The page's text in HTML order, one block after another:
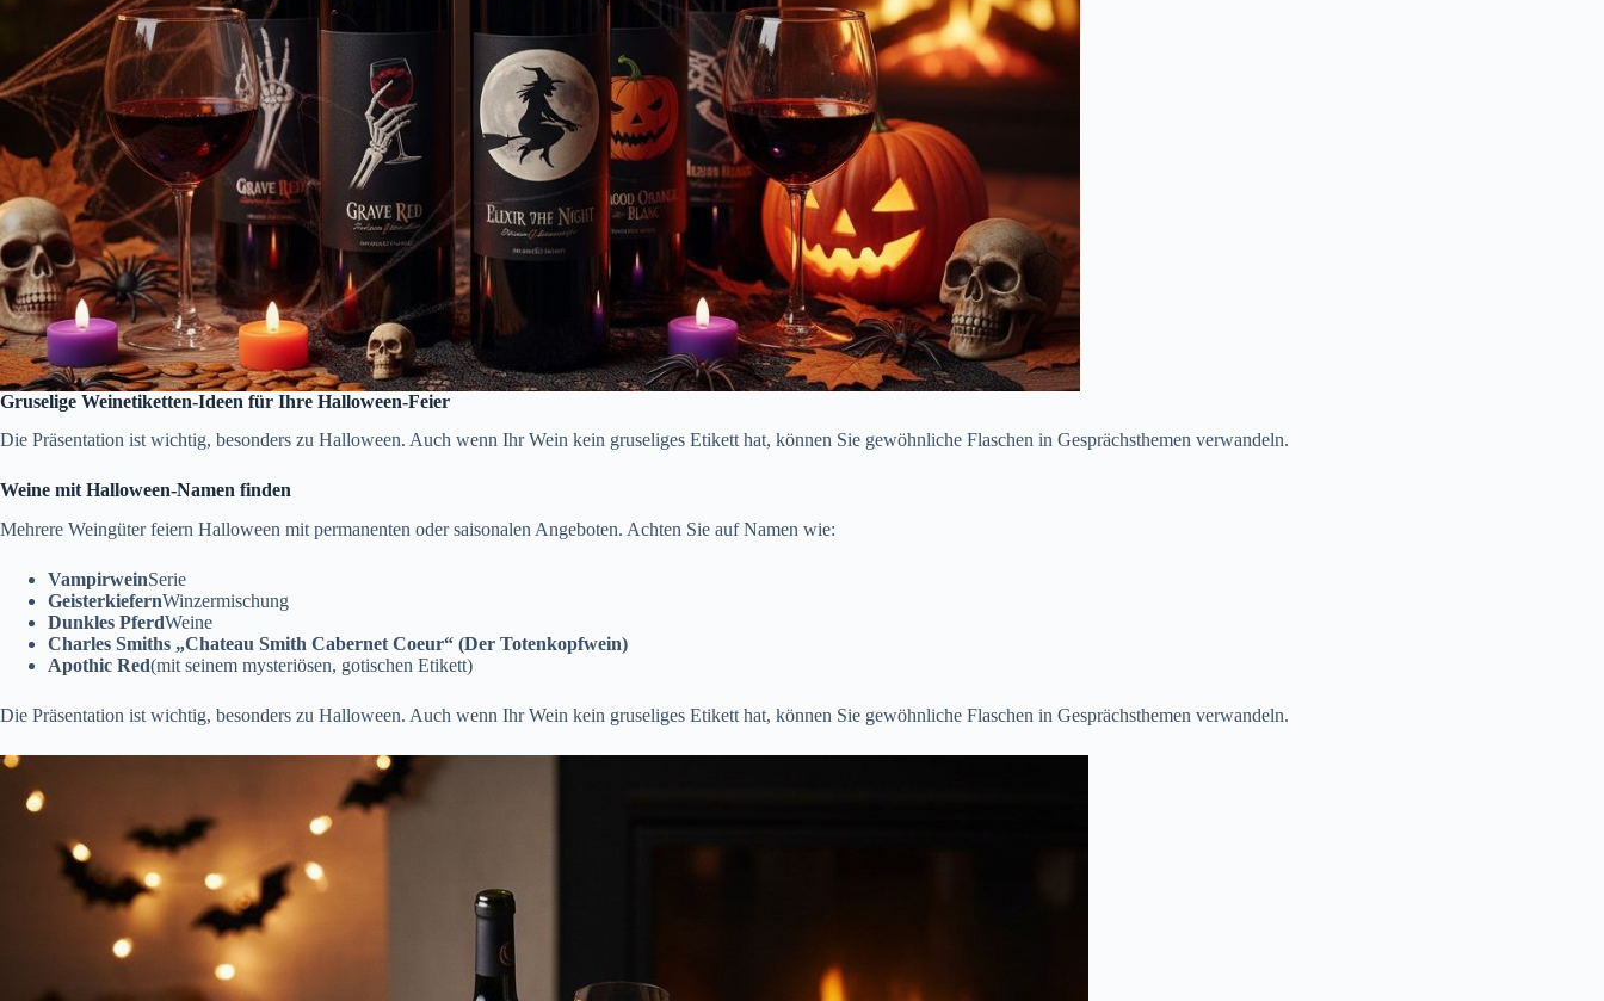
Gruselige Weinetiketten-Ideen für Ihre Halloween-Feier
Die Präsentation ist wichtig, besonders zu Halloween. Auch wenn Ihr Wein kein gruseliges Etikett hat, können Sie gewöhnliche Flaschen in Gesprächsthemen verwandeln.
Weine mit Halloween-Namen finden
Mehrere Weingüter feiern Halloween mit permanenten oder saisonalen Angeboten. Achten Sie auf Namen wie:
VampirweinSerie
GeisterkiefernWinzermischung
Dunkles PferdWeine
Charles Smiths „Chateau Smith Cabernet Coeur“ (Der Totenkopfwein)
Apothic Red(mit seinem mysteriösen, gotischen Etikett)
Die Präsentation ist wichtig, besonders zu Halloween. Auch wenn Ihr Wein kein gruseliges Etikett hat, können Sie gewöhnliche Flaschen in Gesprächsthemen verwandeln.